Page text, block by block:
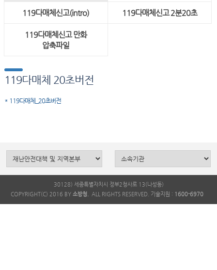
119다매체신고(intro) 119다매체신고 2분20초
119다매체신고 만화
압축파일
119다매체 20초버전
* 119다매체_20초버전
30128) 세종특별자치시 정부2청사로 13(나성동)
COPYRIGHT(C) 2016 BY 소방청. ALL RIGHTS RESERVED. 기술지원 : 1600-6970